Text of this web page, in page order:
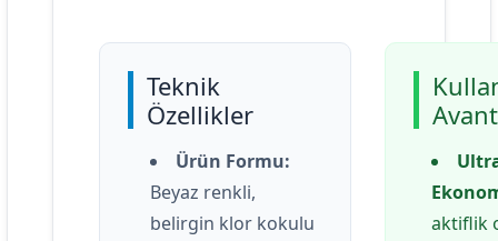
Teknik
Özellikler
Ürün Formu:
Beyaz renkli,
belirgin klor kokulu
aktiflik